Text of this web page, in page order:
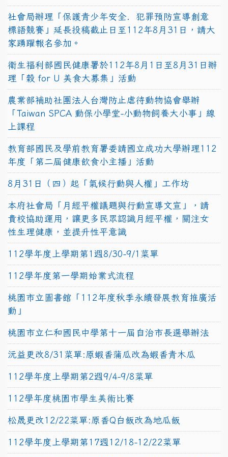
社會局辦理「保護青少年安全．犯罪預防宣導創意
標語競賽」延長投稿截止日至112年8月31日，請大
家踴躍報名參加。
衛生福利部國民健康署於112年8月1日至8月31日辦
理「穀 for U 美食大募集」活動
農業部補助社團法人台灣防止虐待動物協會舉辦
「Taiwan SPCA 動保小學堂-小動物飼養大小事」線
上課程
教育部國民及學前教育署委請國立成功大學辦理112
年度「第二屆健康飲食小主播」活動
8月31日（四）起「氣候行動與人權」工作坊
本府社會局「月經平權議題與行動宣導文宣」，請
貴校協助運用，讓更多民眾認識月經平權，關注女
性生理健康，並提升性平意識
112學年度上學期第1週8/30-9/1菜單
112學年度第一學期始業式流程
桃園市立圖書館「112年度秋季永續發展教育推廣活
動」
桃園市立仁和國民中學第十一屆自治市長選舉辦法
沅益更改8/31菜單:原蝦香蒲瓜改為蝦香青木瓜
112學年度上學期第2週9/4-9/8菜單
112學年度桃園市學生美術比賽
松晟更改12/22菜單:原香Q白飯改為地瓜飯
112學年度上學期第17週12/18-12/22菜單